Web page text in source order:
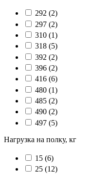
292 (2)
297 (2)
310 (1)
318 (5)
392 (2)
396 (2)
416 (6)
480 (1)
485 (2)
490 (2)
497 (5)
Нагрузка на полку, кг
15 (6)
25 (12)